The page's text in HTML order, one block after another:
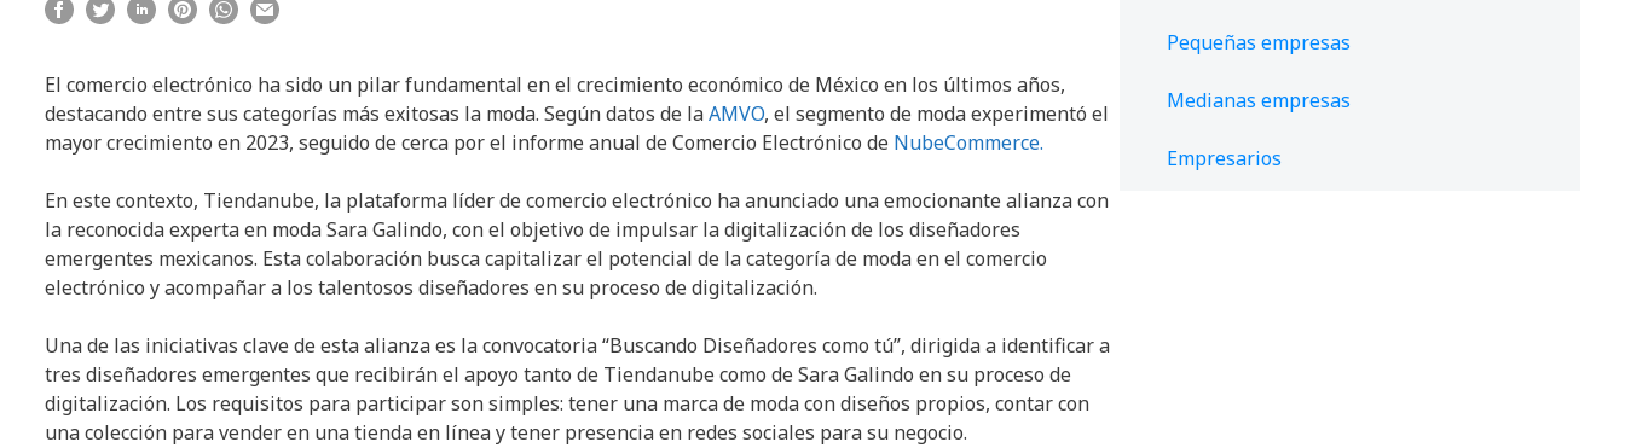
El comercio electrónico ha sido un pilar fundamental en el crecimiento económico de México en los últimos años,
destacando entre sus categorías más exitosas la moda. Según datos de laAMVO, el segmento de moda experimentó el
mayor crecimiento en 2023, seguido de cerca por el informe anual de Comercio Electrónico de NubeCommerce.
En este contexto, Tiendanube, la plataforma líder de comercio electrónico ha anunciado una emocionante alianza con
la reconocida experta en moda Sara Galindo, con el objetivo de impulsar la digitalización de los diseñadores
emergentes mexicanos. Esta colaboración busca capitalizar el potencial de la categoría de moda en el comercio
electrónico y acompañar a los talentosos diseñadores en su proceso de digitalización.
Una de las iniciativas clave de esta alianza es la convocatoria “Buscando Diseñadores como tú”, dirigida a identificar a
tres diseñadores emergentes que recibirán el apoyo tanto de Tiendanube como de Sara Galindo en su proceso de
digitalización. Los requisitos para participar son simples: tener una marca de moda con diseños propios, contar con
una colección para vender en una tienda en línea y tener presencia en redes sociales para su negocio.
Pequeñas empresas
Medianas empresas
Empresarios